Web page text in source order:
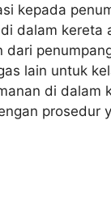
kepada
dalam kereta
lain untuk
di dalam
prosedur